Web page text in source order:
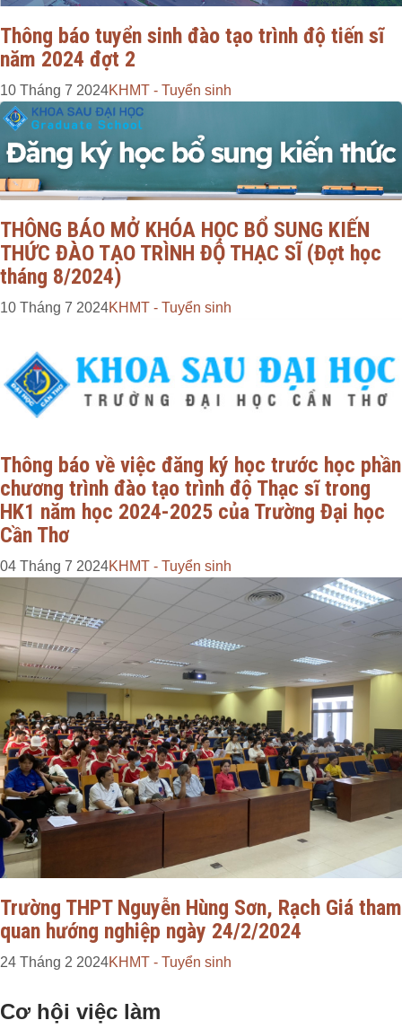
Thông báo tuyển sinh đào tạo trình độ tiến sĩ
năm 2024 đợt 2
10 Tháng 7 2024KHMT - Tuyển sinh
THÔNG BÁO MỞ KHÓA HỌC BỔ SUNG KIẾN
THỨC ĐÀO TẠO TRÌNH ĐỘ THẠC SĨ (Đợt học
tháng 8/2024)
10 Tháng 7 2024KHMT - Tuyển sinh
Thông báo về việc đăng ký học trước học phần
chương trình đào tạo trình độ Thạc sĩ trong
HK1 năm học 2024-2025 của Trường Đại học
Cần Thơ
04 Tháng 7 2024KHMT - Tuyển sinh
Trường THPT Nguyễn Hùng Sơn, Rạch Giá tham
quan hướng nghiệp ngày 24/2/2024
24 Tháng 2 2024KHMT - Tuyển sinh
Cơ hội việc làm